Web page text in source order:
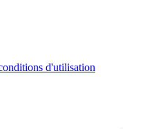
d'utilisation